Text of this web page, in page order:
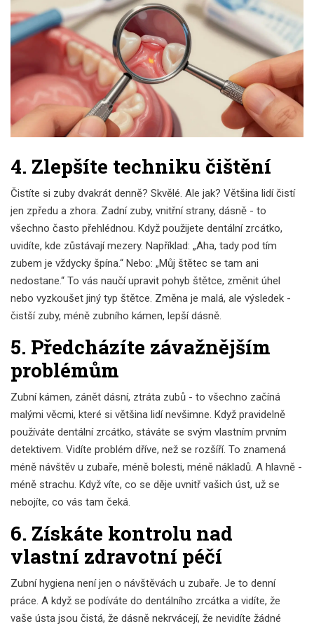
4. Zlepšíte techniku čištění
Čistíte si zuby dvakrát denně? Skvělé. Ale jak? Většina lidí čistí
jen zpředu a zhora. Zadní zuby, vnitřní strany, dásně - to
všechno často přehlédnou. Když použijete dentální zrcátko,
uvidíte, kde zůstávají mezery. Například: „Aha, tady pod tím
zubem je vždycky špína.“ Nebo: „Můj štětec se tam ani
nedostane.“ To vás naučí upravit pohyb štětce, změnit úhel
nebo vyzkoušet jiný typ štětce. Změna je malá, ale výsledek -
čistší zuby, méně zubního kámen, lepší dásně.
5. Předcházíte závažnějším
problémům
Zubní kámen, zánět dásní, ztráta zubů - to všechno začíná
malými věcmi, které si většina lidí nevšimne. Když pravidelně
používáte dentální zrcátko, stáváte se svým vlastním prvním
detektivem. Vidíte problém dříve, než se rozšíří. To znamená
méně návštěv u zubaře, méně bolesti, méně nákladů. A hlavně -
méně strachu. Když víte, co se děje uvnitř vašich úst, už se
nebojíte, co vás tam čeká.
6. Získáte kontrolu nad
vlastní zdravotní péčí
Zubní hygiena není jen o návštěvách u zubaře. Je to denní
práce. A když se podíváte do dentálního zrcátka a vidíte, že
vaše ústa jsou čistá, že dásně nekrvácejí, že nevidíte žádné